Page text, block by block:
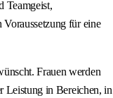
Teamgeist,
für eine
Frauen werden
Leistung in Bereichen, in